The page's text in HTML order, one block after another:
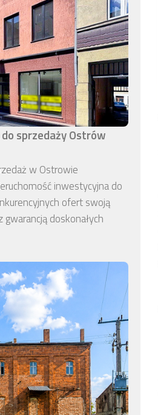
sprzedaży Ostrów
w Ostrowie
inwestycyjna do
ofert swoją
doskonałych